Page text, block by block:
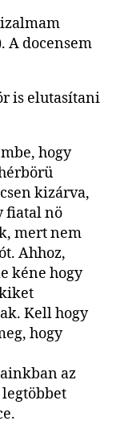
A docensem
is elutasítani
hogy
kizárva,
fiatal nö
mert nem
Ahhoz,
kéne hogy
Kell hogy
hogy
az